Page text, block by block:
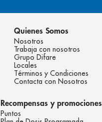
Quienes Somos
Nosotros
Trabaja con nosotros
Grupo Difare
Locales
Términos y Condiciones
Contacta con Nosotros
Recompensas y promociones
Puntos